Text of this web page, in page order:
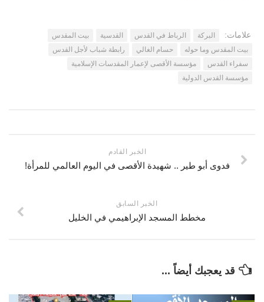
الموقع الأم
فيديو وثائقي عن بيت المقدس
فيديو تعليمي عن بيت المقدس
فيديوهات أخرى
دروس علمية
قصص
فيديو
علامات: البركة الرباط في القدس القدسية
بيت المقدس
بيت المقدس وما حوله
حسام الغالي
رابطة شباب لأجل القدس
سفراء القدس
مؤسسة الأقصى لإعمار المقدسات الإسلامية
مؤسسة القدس الدولية
الخبر القادم
فدوى أبو طير .. شهيدة الأقصى في اليوم العالمي للمرأة!
الخبر السابق
مخطط المسجد الإبراهيمي في الخليل
قد يعجبك أيضاً ...